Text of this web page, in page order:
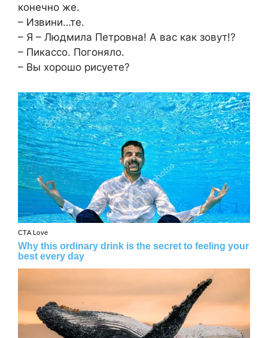
конечно же.
– Извини…те.
– Я – Людмила Петровна! А вас как зовут!?
– Пикассо. Погоняло.
– Вы хорошо рисуете?